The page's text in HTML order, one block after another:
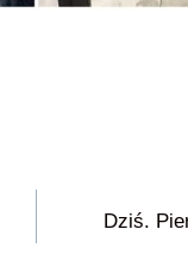
Dziś.